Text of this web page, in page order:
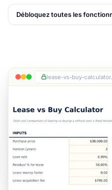
Débloquez toutes les
lease-vs-buy-